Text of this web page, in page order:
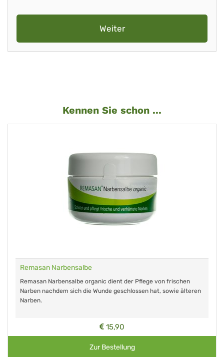
Weiter
Kennen Sie schon ...
Remasan Narbensalbe
Remasan Narbensalbe organic dient der Pflege von frischen
Narben nachdem sich die Wunde geschlossen hat, sowie älteren
Narben.
15,90
Zur Bestellung